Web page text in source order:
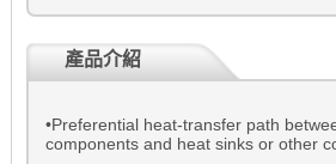
產品介紹
•Preferential heat-transfer path
components and heat sinks or other